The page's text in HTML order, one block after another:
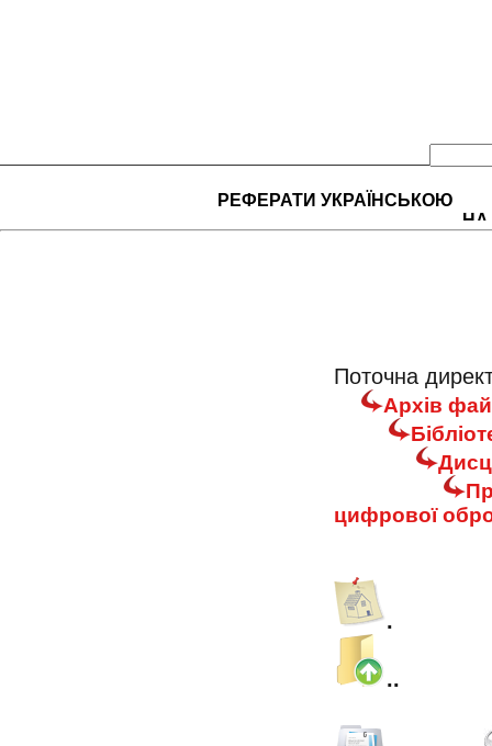
РЕФЕРАТИ УКРАЇНСЬКОЮ
НА
Поточна
Архів
цифрової
.
..